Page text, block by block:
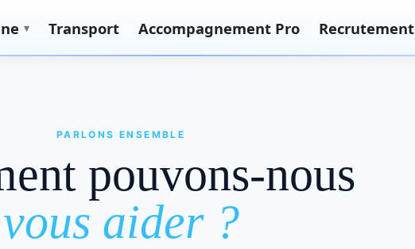
▾ Transport Accompagnement Pro Recrutement
PARLONS ENSEMBLE
pouvons-nous
vous aider ?